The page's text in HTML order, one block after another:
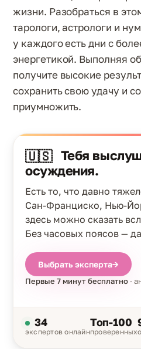
жизни. Разобраться в
тарологи, астрологи и
у каждого есть дни с
энергетикой. Выполняя
получите высокие
сохранить свою удачу и
приумножить.
🇺🇸 Тебя
осуждения.
Есть то, что давно
Сан-Франциско, Нью-
здесь можно сказать
Без часовых поясов —
Выбрать эксперта→
Первые 7 минут бесплатно ·
34
экспертов онлайн
Топ-100
проверенных